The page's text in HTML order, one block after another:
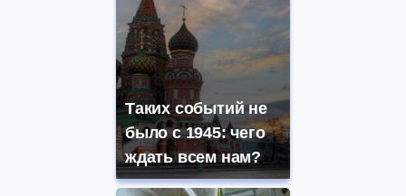
Таких событий не
было с 1945: чего
ждать всем нам?